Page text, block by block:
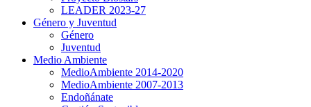
LEADER 2023-27
Género y Juventud
Género
Juventud
Medio Ambiente
MedioAmbiente 2014-2020
MedioAmbiente 2007-2013
Endoñánate